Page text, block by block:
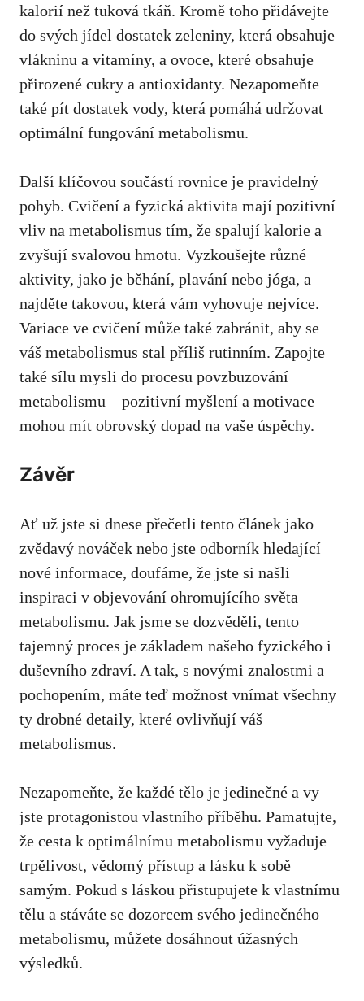
kalorií než tuková tkáň. Kromě toho přidávejte
do svých jídel dostatek zeleniny, která obsahuje
vlákninu⁢ a vitamíny, a⁢ ovoce, ⁣které obsahuje
přirozené cukry⁣ a antioxidanty. Nezapomeňte
také‌ pít dostatek vody, která pomáhá udržovat
⁣optimální fungování ⁢metabolismu.
Další klíčovou součástí ‌rovnice je pravidelný
pohyb. Cvičení a fyzická aktivita mají​ pozitivní​
vliv⁤ na metabolismus tím,​ že spalují kalorie a
zvyšují svalovou⁢ hmotu. Vyzkoušejte různé⁣
aktivity,​ jako je ⁢běhání, plavání nebo jóga, a
najděte ‌takovou, která⁣ vám vyhovuje ⁣nejvíce.
Variace ‍ve⁣ cvičení může také ⁢zabránit, aby se
⁢váš metabolismus ⁣stal příliš⁣ rutinním. Zapojte
⁣také sílu⁣ mysli do procesu povzbuzování
metabolismu⁣ – ‍pozitivní myšlení a⁤ motivace
mohou mít obrovský ⁢dopad na vaše úspěchy.
Závěr
Ať už jste si dnese přečetli tento článek jako⁣
zvědavý nováček​ nebo jste odborník ⁤hledající
nové informace, ‌doufáme, že jste si našli
inspiraci v objevování ohromujícího světa
metabolismu. Jak jsme se‌ dozvěděli, tento ​
tajemný proces je‍ základem ‍našeho fyzického i
duševního zdraví. A tak, s novými znalostmi a
pochopením, máte ⁢teď možnost vnímat všechny
⁢ty drobné detaily, které ⁣ovlivňují ⁤váš
metabolismus.
Nezapomeňte,‌ že každé tělo ⁢je jedinečné ⁤a vy
jste ‌protagonistou vlastního ‍příběhu. Pamatujte,
že cesta k ⁤optimálnímu metabolismu vyžaduje
trpělivost, vědomý přístup a​ lásku k sobě
⁢samým. Pokud s láskou přistupujete k vlastnímu
tělu a stáváte‌ se dozorcem svého jedinečného
metabolismu, můžete⁤ dosáhnout úžasných
výsledků.